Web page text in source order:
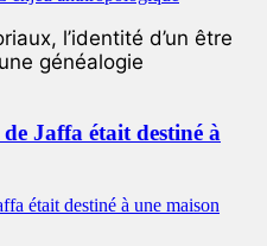
l’identité d’un être
généalogie
Jaffa était destiné à